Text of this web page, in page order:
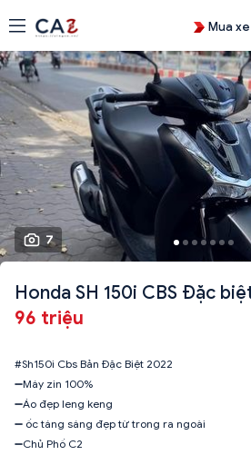
Mua xe
7
Honda SH 150i CBS Đặc
96 triệu
#Sh150i Cbs Bản Đặc Biệt 2022
➖Máy zin 100%
➖Áo đẹp leng keng
➖ ốc táng sáng đẹp từ trong ra ngoài
➖Chủ Phố C2